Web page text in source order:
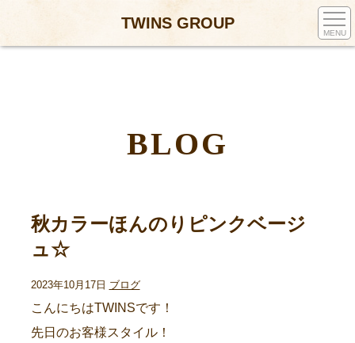
TWINS GROUP
MENU
BLOG
秋カラーほんのりピンクベージ
ュ☆
2023年10月17日 ブログ
こんにちはTWINSです！
先日のお客様スタイル！